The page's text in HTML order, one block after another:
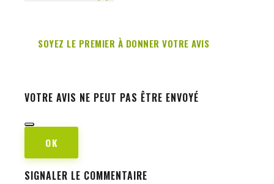
SOYEZ LE PREMIER À DONNER VOTRE AVIS
VOTRE AVIS NE PEUT PAS ÊTRE ENVOYÉ
OK
SIGNALER LE COMMENTAIRE